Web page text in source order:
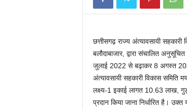
छत्तीसगढ़ राज्य अंत्यावसायी सहकारी
बलौदाबाजार, द्वारा संचालित
जुलाई 2022 से बढ़ाकर 8 अगस्त
अंत्यावसायी सहकारी विकास समिति
लक्ष्य-1 इकाई लागत 10.63 लाख,
प्रदान किया जाना निर्धारित है।